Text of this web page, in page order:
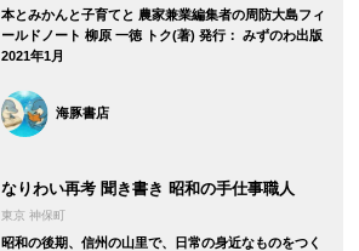
本とみかんと子育てと 農家兼業編集者の周防大島フィ
ールドノート 柳原 一徳 トク(著) 発行： みずのわ出版
2021年1月
海豚書店
なりわい再考 聞き書き 昭和の手仕事職人
東京 神保町
昭和の後期、信州の山里で、日常の身近なものをつく